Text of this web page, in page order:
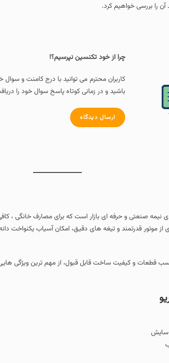
آن را بررسی خواهیم کرد.
چرا از خود تکنسین نپرسیم؟!
کاربران محترم می توانید با درج کامنت و
باشید و در زمانی کوتاه پاسخ سوال خود را
ارسال دیدگاه
نیمه‌ صنعتی و حرفه‌ ای بازار است که برای مصارف
موتور قدرتمند و تیغه‌ های دقیق، امکان آسیاب یکنواخت
قطعات و کیفیت ساخت قابل قبول، از مهم‌ ترین ویژگی‌
سایش